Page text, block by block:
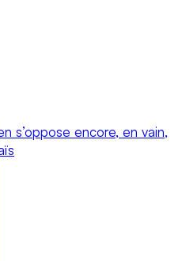
s’oppose encore, en vain,